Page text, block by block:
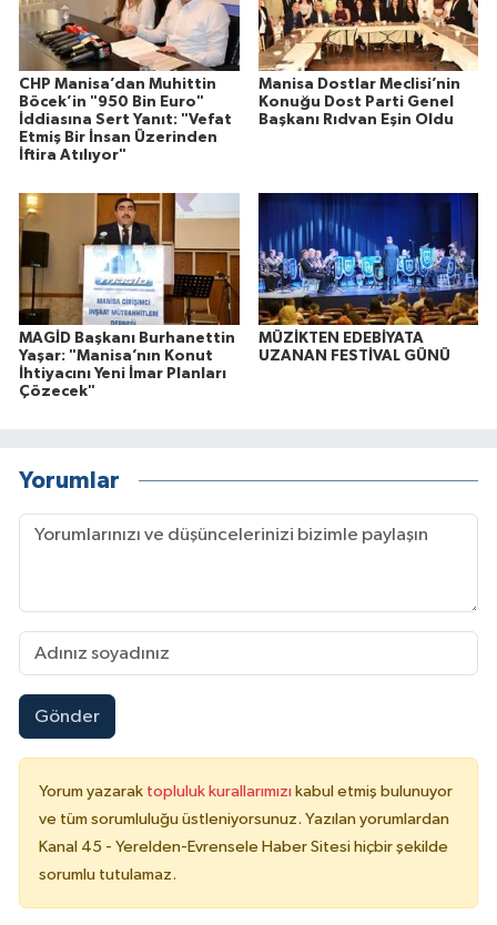
CHP Manisa’dan Muhittin
Böcek’in "950 Bin Euro"
İddiasına Sert Yanıt: "Vefat
Etmiş Bir İnsan Üzerinden
İftira Atılıyor"
Manisa Dostlar Meclisi’nin
Konuğu Dost Parti Genel
Başkanı Rıdvan Eşin Oldu
MAGİD Başkanı Burhanettin
Yaşar: "Manisa’nın Konut
İhtiyacını Yeni İmar Planları
Çözecek"
MÜZİKTEN EDEBİYATA
UZANAN FESTİVAL GÜNÜ
Yorumlar
Gönder
Yorum yazarak topluluk kurallarımızı kabul etmiş bulunuyor
ve tüm sorumluluğu üstleniyorsunuz. Yazılan yorumlardan
Kanal 45 - Yerelden-Evrensele Haber Sitesi hiçbir şekilde
sorumlu tutulamaz.